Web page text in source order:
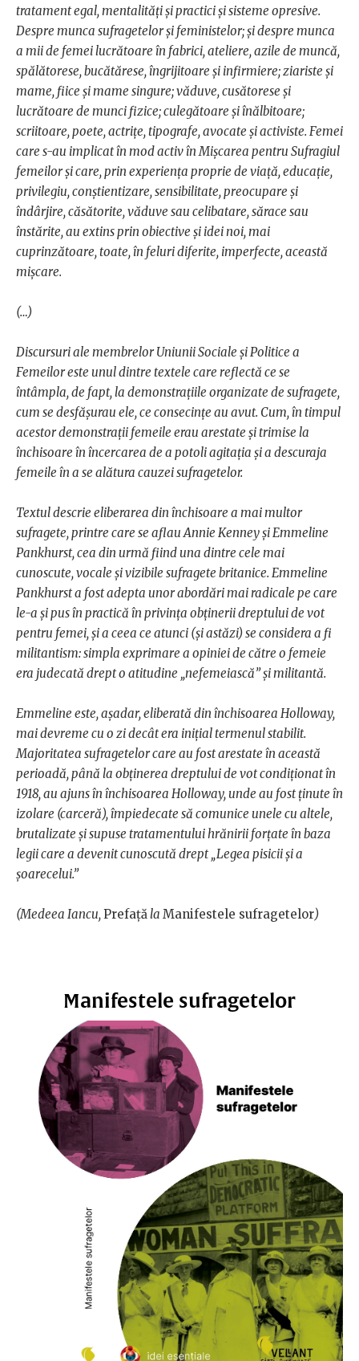
tratament egal, mentalități și practici și sisteme opresive.
Despre munca sufragetelor și feministelor; și despre munca
a mii de femei lucrătoare în fabrici, ateliere, azile de muncă,
spălătorese, bucătărese, îngrijitoare și infirmiere; ziariste și
mame, fiice și mame singure; văduve, cusătorese și
lucrătoare de munci fizice; culegătoare și înălbitoare;
scriitoare, poete, actrițe, tipografe, avocate și activiste. Femei
care s-au implicat în mod activ în Mișcarea pentru Sufragiul
femeilor și care, prin experiența proprie de viață, educație,
privilegiu, conștientizare, sensibilitate, preocupare și
îndârjire, căsătorite, văduve sau celibatare, sărace sau
înstărite, au extins prin obiective și idei noi, mai
cuprinzătoare, toate, în feluri diferite, imperfecte, această
mișcare.
(…)
Discursuri ale membrelor Uniunii Sociale și Politice a
Femeilor este unul dintre textele care reflectă ce se
întâmpla, de fapt, la demonstrațiile organizate de sufragete,
cum se desfășurau ele, ce consecințe au avut. Cum, în timpul
acestor demonstrații femeile erau arestate și trimise la
închisoare în încercarea de a potoli agitația și a descuraja
femeile în a se alătura cauzei sufragetelor.
Textul descrie eliberarea din închisoare a mai multor
sufragete, printre care se aflau Annie Kenney și Emmeline
Pankhurst, cea din urmă fiind una dintre cele mai
cunoscute, vocale și vizibile sufragete britanice. Emmeline
Pankhurst a fost adepta unor abordări mai radicale pe care
le-a și pus în practică în privința obținerii dreptului de vot
pentru femei, și a ceea ce atunci (și astăzi) se considera a fi
militantism: simpla exprimare a opiniei de către o femeie
era judecată drept o atitudine „nefemeiască” și militantă.
Emmeline este, așadar, eliberată din închisoarea Holloway,
mai devreme cu o zi decât era inițial termenul stabilit.
Majoritatea sufragetelor care au fost arestate în această
perioadă, până la obținerea dreptului de vot condiționat în
1918, au ajuns în închisoarea Holloway, unde au fost ținute în
izolare (carceră), împiedecate să comunice unele cu altele,
brutalizate și supuse tratamentului hrănirii forțate în baza
legii care a devenit cunoscută drept „Legea pisicii și a
șoarecelui.”
(Medeea Iancu,Prefațăla Manifestele sufragetelor)
Manifestele sufragetelor